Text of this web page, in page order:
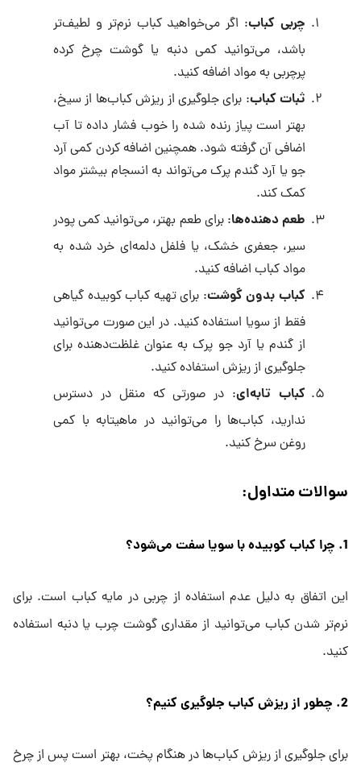
چربی کباب: اگر می‌خواهید کباب نرم‌تر و لطیف‌تر
باشد، می‌توانید کمی دنبه یا گوشت چرخ کرده
پرچربی به مواد اضافه کنید.
ثبات کباب: برای جلوگیری از ریزش کباب‌ها از سیخ،
بهتر است پیاز رنده شده را خوب فشار داده تا آب
اضافی آن گرفته شود. همچنین اضافه کردن کمی آرد
جو یا آرد گندم پرک می‌تواند به انسجام بیشتر مواد
کمک کند.
طعم دهنده‌ها: برای طعم بهتر، می‌توانید کمی پودر
سیر، جعفری خشک، یا فلفل دلمه‌ای خرد شده به
مواد کباب اضافه کنید.
کباب بدون گوشت: برای تهیه کباب کوبیده گیاهی
فقط از سویا استفاده کنید. در این صورت می‌توانید
از گندم یا آرد جو پرک به عنوان غلظت‌دهنده برای
جلوگیری از ریزش استفاده کنید.
کباب تابه‌ای: در صورتی که منقل در دسترس
ندارید، کباب‌ها را می‌توانید در ماهیتابه با کمی
روغن سرخ کنید.
سوالات متداول:
1. چرا کباب کوبیده با سویا سفت می‌شود؟
این اتفاق به دلیل عدم استفاده از چربی در مایه کباب است. برای
نرم‌تر شدن کباب می‌توانید از مقداری گوشت چرب یا دنبه استفاده
کنید.
2. چطور از ریزش کباب جلوگیری کنیم؟
برای جلوگیری از ریزش کباب‌ها در هنگام پخت، بهتر است پس از چرخ